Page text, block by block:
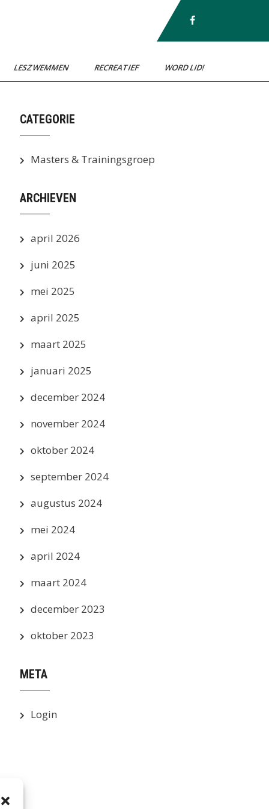
LESZWEMMEN RECREATIEF WORD LID!
CATEGORIE
Masters & Trainingsgroep
ARCHIEVEN
april 2026
juni 2025
mei 2025
april 2025
maart 2025
januari 2025
december 2024
november 2024
oktober 2024
september 2024
augustus 2024
mei 2024
april 2024
maart 2024
december 2023
oktober 2023
META
Login